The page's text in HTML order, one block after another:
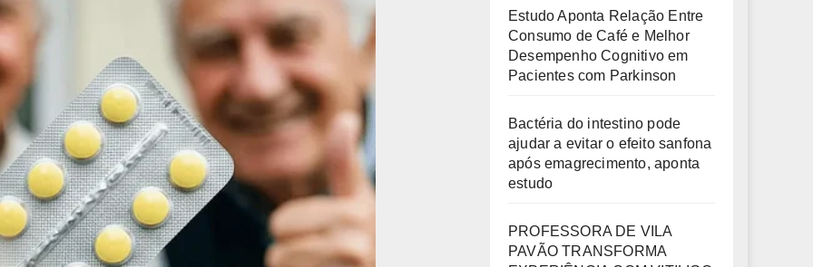
Estudo Aponta Relação Entre
Consumo de Café e Melhor
Desempenho Cognitivo em
Pacientes com Parkinson
Bactéria do intestino pode
ajudar a evitar o efeito sanfona
após emagrecimento, aponta
estudo
PROFESSORA DE VILA
PAVÃO TRANSFORMA